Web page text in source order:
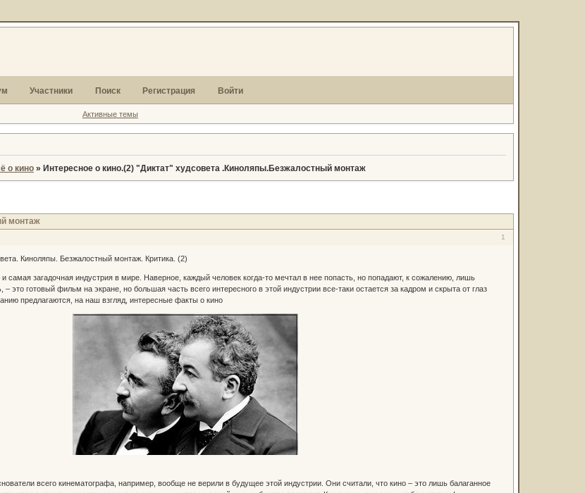
Участники Поиск Регистрация Войти
Активные темы
о кино » Интересное о кино.(2) "Диктат" худсовета .Киноляпы.Безжалостный монтаж
монтаж
1
Киноляпы. Безжалостный монтаж. Критика. (2)
самая загадочная индустрия в мире. Наверное, каждый человек когда-то мечтал в нее попасть, но попадают, к сожалению, лишь
это готовый фильм на экране, но большая часть всего интересного в этой индустрии все-таки остается за кадром и скрыта от глаз
предлагаются, на наш взгляд, интересные факты о кино
всего кинематографа, например, вообще не верили в будущее этой индустрии. Они считали, что кино – это лишь балаганное